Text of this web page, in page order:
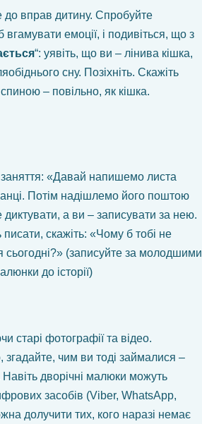
до вправ дитину. Спробуйте
емоції, і подивіться, що з
“: уявіть, що ви – лінива кішка,
сну. Позіхніть. Скажіть
– повільно, як кішка.
заняття: «Давай напишемо листа
Потім надішлемо його поштою
а ви – записувати за нею.
скажіть: «Чому б тобі не
сьогодні?» (записуйте за молодшими
до історії)
старі фотографії та відео.
чим ви тоді займалися –
дворічні малюки можуть
засобів (Viber, WhatsApp,
долучити тих, кого наразі немає